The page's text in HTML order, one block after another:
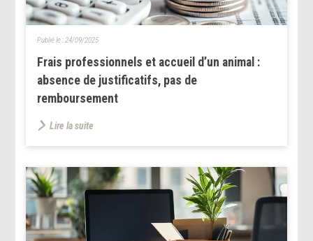
Frais professionnels et accueil d’un animal :
absence de justificatifs, pas de
remboursement
Publié le : 24/09/2025
Lire la suite